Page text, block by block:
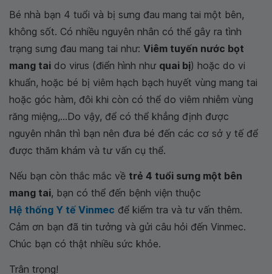
Bé nhà bạn 4 tuổi và bị sưng đau mang tai một bên,
không sốt. Có nhiều nguyên nhân có thể gây ra tình
trạng sưng đau mang tai như: Viêm tuyến nước bọt
mang tai do virus (điển hình như quai bị) hoặc do vi
khuẩn, hoặc bé bị viêm hạch bạch huyết vùng mang tai
hoặc góc hàm, đôi khi còn có thể do viêm nhiễm vùng
răng miệng,...Do vậy, để có thể khẳng định được
nguyên nhân thì bạn nên đưa bé đến các cơ sở y tế để
được thăm khám và tư vấn cụ thể.
Nếu bạn còn thắc mắc về trẻ 4 tuổi sưng một bên
mang tai, bạn có thể đến bệnh viện thuộc
Hệ thống Y tế Vinmec để kiểm tra và tư vấn thêm.
Cảm ơn bạn đã tin tưởng và gửi câu hỏi đến Vinmec.
Chúc bạn có thật nhiều sức khỏe.
Trân trọng!